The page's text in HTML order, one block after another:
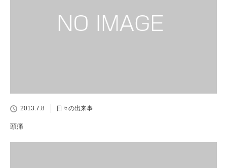
2013.7.8 日々の出来事
頭痛